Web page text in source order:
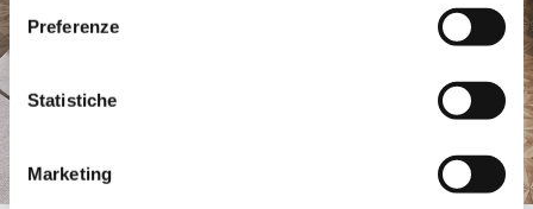
Preferenze
Statistiche
Marketing